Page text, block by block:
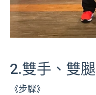
2.雙手、雙
《步驟》